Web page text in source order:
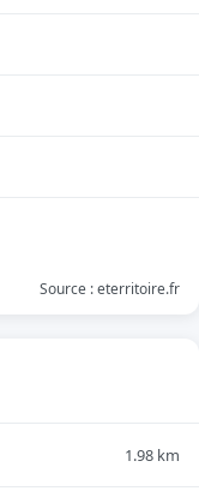
Source : eterritoire.fr
1.98 km